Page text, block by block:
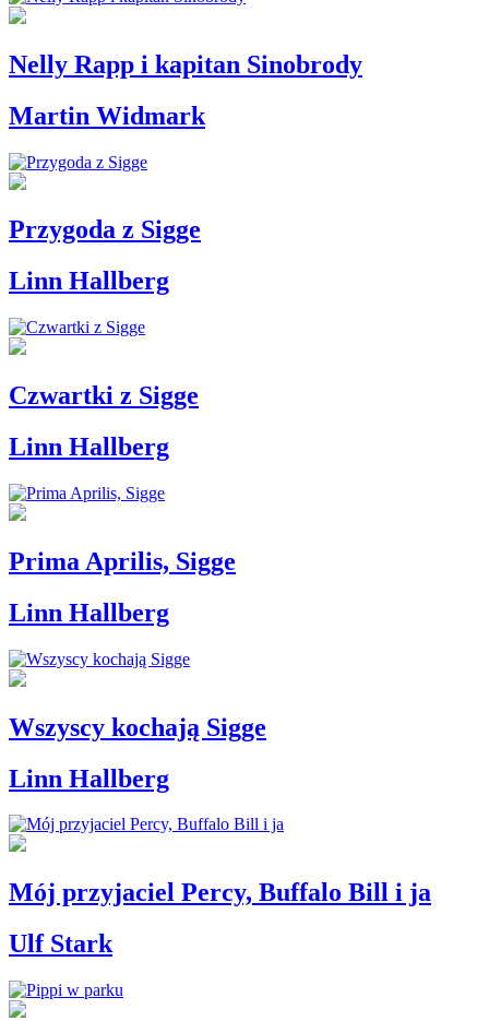
Nelly Rapp i kapitan Sinobrody
Martin Widmark
Przygoda z Sigge
Linn Hallberg
Czwartki z Sigge
Linn Hallberg
Prima Aprilis, Sigge
Linn Hallberg
Wszyscy kochają Sigge
Linn Hallberg
Mój przyjaciel Percy, Buffalo Bill i ja
Ulf Stark